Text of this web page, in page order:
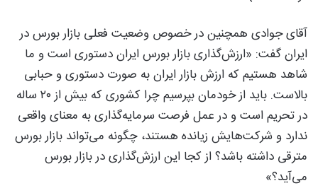
آقای جوادی همچنین در خصوص وضعیت فعلی بازار بورس در
ایران گفت: «ارزش‌گذاری بازار بورس ایران دستوری است و ما
شاهد هستیم که ارزش بازار ایران به صورت دستوری و حبابی
بالاست. باید از خودمان بپرسیم چرا کشوری که بیش از ۲۰ ساله
در تحریم است و در عمل فرصت سرمایه‌گذاری به معنای واقعی
ندارد و شرکت‌هایش زیانده هستند، چگونه می‌تواند بازار بورس
مترقی داشته باشد؟ از کجا این ارزش‌گذاری در بازار بورس
می‌آید؟»